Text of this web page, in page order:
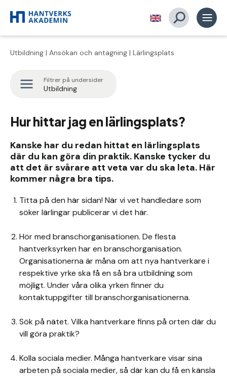
Utbildning | Ansökan och antagning | Lärlingsplats
Filtrer på undersider
Utbildning
Hur hittar jag en lärlingsplats?
Kanske har du redan hittat en lärlingsplats
där du kan göra din praktik. Kanske tycker du
att det är svårare att veta var du ska leta. Här
kommer några bra tips.
Titta på den här sidan! När vi vet handledare som
söker lärlingar publicerar vi det här.
Hör med branschorganisationen. De flesta
hantverksyrken har en branschorganisation.
Organisationerna är måna om att nya hantverkare i
respektive yrke ska få en så bra utbildning som
möjligt. Under våra olika yrken finner du
kontaktuppgifter till branschorganisationerna.
Sök på nätet. Vilka hantverkare finns på orten där du
vill göra praktik?
Kolla sociala medier. Många hantverkare visar sina
arbeten på sociala medier, så där kan du få en känsla